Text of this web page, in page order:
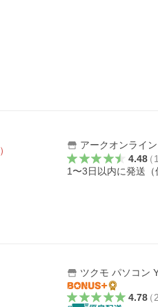
アークオンライ
4.48（
1〜3日以内に発送（
ツクモ パソコン
4.78（